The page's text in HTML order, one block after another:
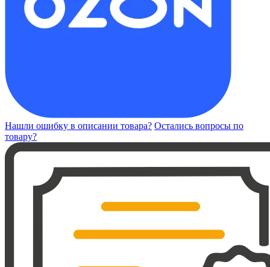
Нашли ошибку в описании товара? Остались вопросы по
товару?